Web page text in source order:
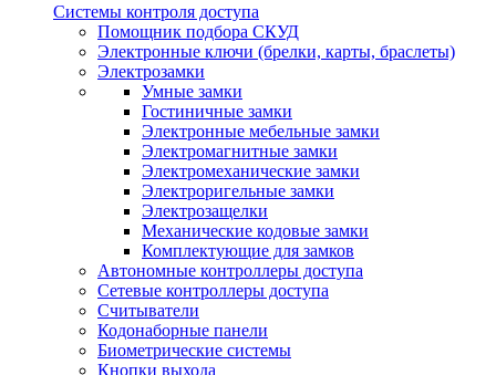
Системы контроля доступа
Помощник подбора СКУД
Электронные ключи (брелки, карты, браслеты)
Электрозамки
Умные замки
Гостиничные замки
Электронные мебельные замки
Электромагнитные замки
Электромеханические замки
Электроригельные замки
Электрозащелки
Механические кодовые замки
Комплектующие для замков
Автономные контроллеры доступа
Сетевые контроллеры доступа
Считыватели
Кодонаборные панели
Биометрические системы
Кнопки выхода